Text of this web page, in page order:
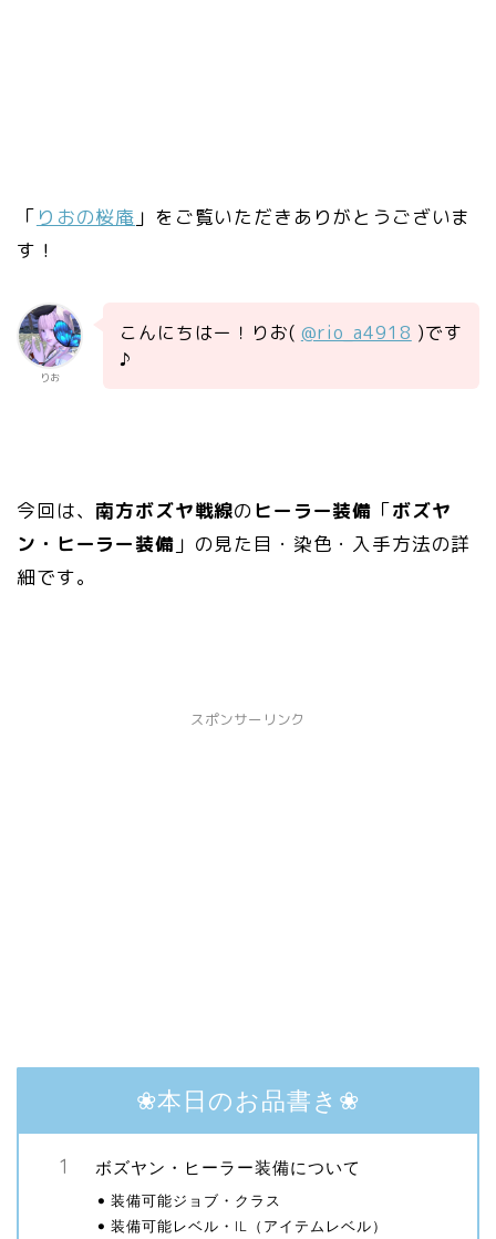
「 りおの桜庵 」をご覧いただきありがとうございま
す！
りお
こんにちはー！りお( @rio_a4918 )です
♪
今回は、 南方ボズヤ戦線の ヒーラー装備 「ボズヤ
ン・ヒーラー装備 」の見た目・染色・入手方法の詳
細です。
スポンサーリンク
❀本日のお品書き❀
ボズヤン・ヒーラー装備について
装備可能ジョブ・クラス
装備可能レベル・IL（アイテムレベル）